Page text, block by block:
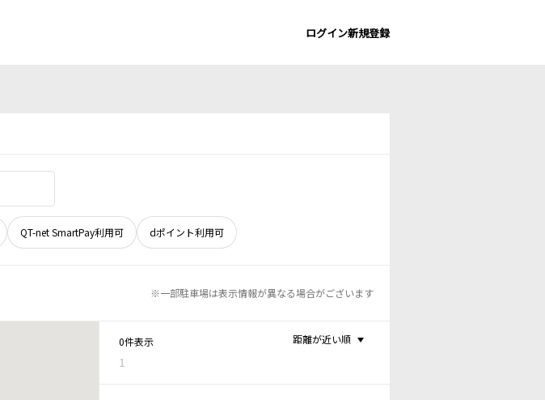
ログイン新規登録
QT-net SmartPay利用可 dポイント利用可
※一部駐車場は表示情報が異なる場合がございます
0件表示
1
距離が近い順